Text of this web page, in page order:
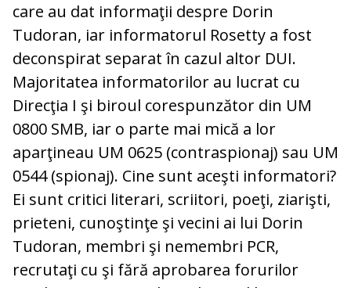
care au dat informaţii despre Dorin
Tudoran, iar informatorul Rosetty a fost
deconspirat separat în cazul altor DUI.
Majoritatea informatorilor au lucrat cu
Direcţia I şi biroul corespunzător din UM
0800 SMB, iar o parte mai mică a lor
aparţineau UM 0625 (contraspionaj) sau UM
0544 (spionaj). Cine sunt aceşti informatori?
Ei sunt critici literari, scriitori, poeţi, ziarişti,
prieteni, cunoştinţe şi vecini ai lui Dorin
Tudoran, membri şi nemembri PCR,
recrutaţi cu şi fără aprobarea forurilor